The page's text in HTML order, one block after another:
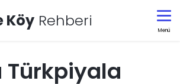
Köy Rehberi
Menü
Türkpiyala